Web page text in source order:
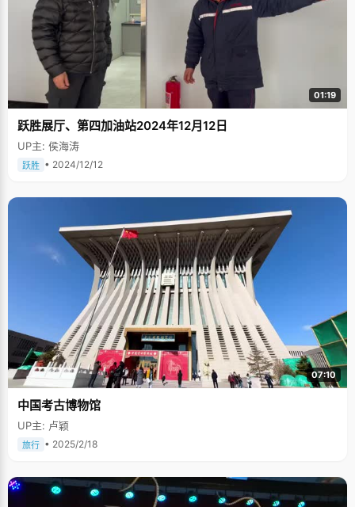
01:19
跃胜展厅、第四加油站2024年12月12日
UP主: 侯海涛
跃胜 • 2024/12/12
07:10
中国考古博物馆
UP主: 卢颖
旅行 • 2025/2/18